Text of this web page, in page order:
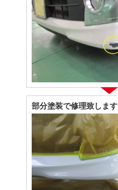
部分塗装で修理致します